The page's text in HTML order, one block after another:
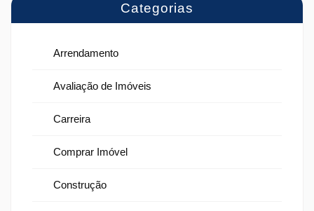
Categorias
Arrendamento
Avaliação de Imóveis
Carreira
Comprar Imóvel
Construção